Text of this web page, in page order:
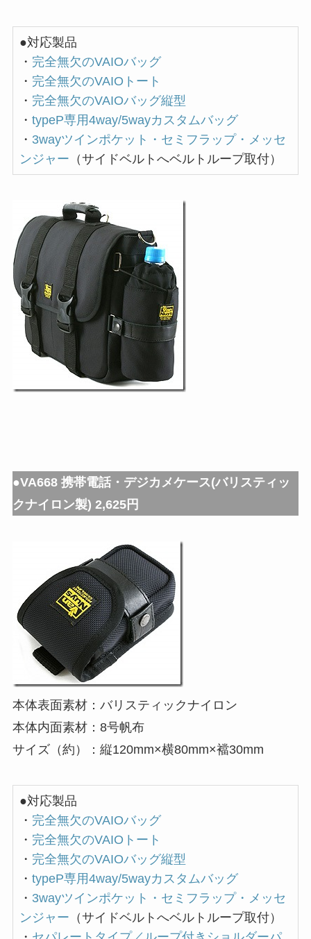
●対応製品
・ 完全無欠のVAIOバッグ
・ 完全無欠のVAIOトート
・ 完全無欠のVAIOバッグ縦型
・ typeP専用4way/5wayカスタムバッグ
・ 3wayツインポケット・セミフラップ・メッセ
ンジャー （サイドベルトへベルトループ取付）
●VA668 携帯電話・デジカメケース(バリスティッ
クナイロン製) 2,625円
本体表面素材：バリスティックナイロン
本体内面素材：8号帆布
サイズ（約）：縦120mm×横80mm×襠30mm
●対応製品
・ 完全無欠のVAIOバッグ
・ 完全無欠のVAIOトート
・ 完全無欠のVAIOバッグ縦型
・ typeP専用4way/5wayカスタムバッグ
・ 3wayツインポケット・セミフラップ・メッセ
ンジャー （サイドベルトへベルトループ取付）